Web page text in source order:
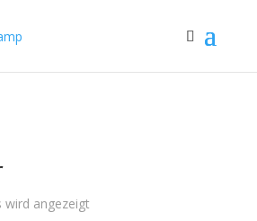
wird angezeigt